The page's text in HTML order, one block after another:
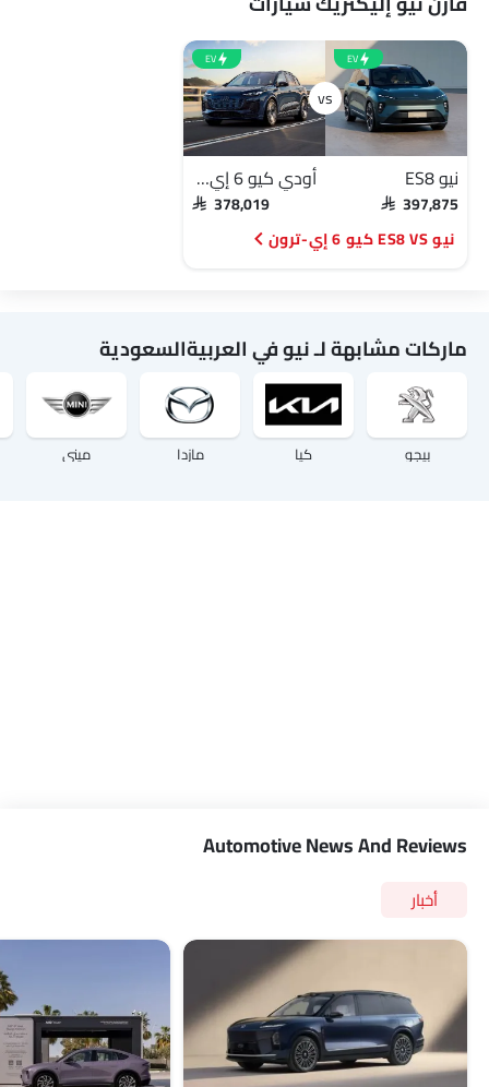
EV
نيو ES8
SAR 397,875
EV
أودي كيو 6 إي-ترون
SAR 378,019
نيو ES8 VS كيو 6 إي-ترون
ماركات مشابهة لـ نيو في العربيةالسعودية
بيجو كيا مازدا ميني
Automotive News And Reviews
أخبار